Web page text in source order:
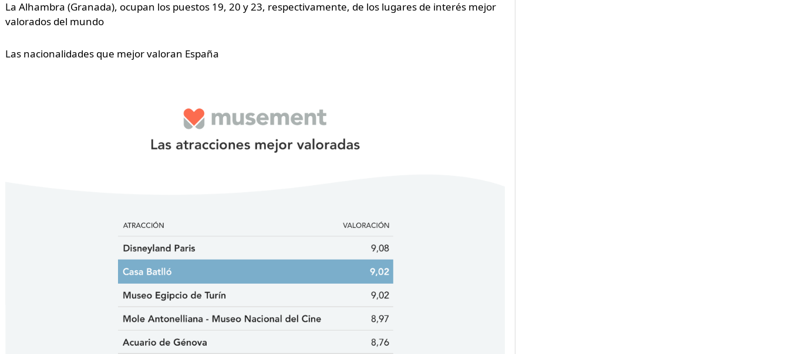
La Alhambra (Granada), ocupan los puestos 19, 20 y 23, respectivamente, de los lugares de interés mejor
valorados del mundo
Las nacionalidades que mejor valoran España